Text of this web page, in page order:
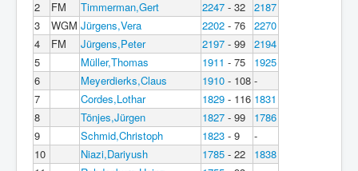
2
FM Timmerman,Gert 2247 - 32 2187
3
WGM Jürgens,Vera 2202 - 76 2270
4
FM Jürgens,Peter 2197 - 99 2194
5
Müller,Thomas 1911 - 75
1925
6
Meyerdierks,Claus 1910 - 108 -
7
Cordes,Lothar 1829 - 116 1831
8
Tönjes,Jürgen 1827 - 99
1786
9
Schmid,Christoph 1823 - 9
-
10
Niazi,Dariyush 1785 - 22
1838